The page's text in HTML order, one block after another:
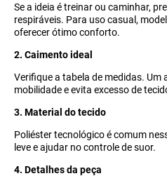
Se a ideia é treinar ou caminhar,
respiráveis. Para uso casual,
oferecer ótimo conforto.
2. Caimento ideal
Verifique a tabela de medidas. Um
mobilidade e evita excesso de
3. Material do tecido
Poliéster tecnológico é comum
leve e ajudar no controle de suor.
4. Detalhes da peça